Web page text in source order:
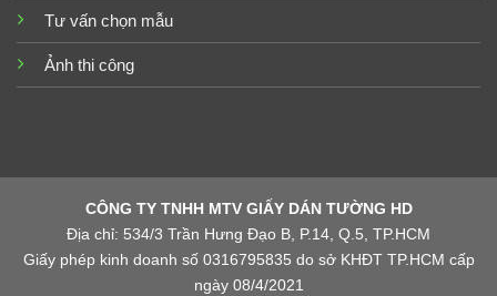
Tư vấn chọn mẫu
Ảnh thi công
CÔNG TY TNHH MTV GIẤY DÁN TƯỜNG HD
Địa chỉ: 534/3 Trần Hưng Đạo B, P.14, Q.5, TP.HCM
Giấy phép kinh doanh số 0316795835 do sở KHĐT TP.HCM cấp
ngày 08/4/2021